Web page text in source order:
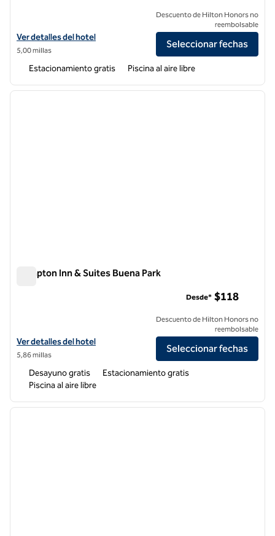
Ver detalles del hotel DoubleTree by Hilton Buena Park
Ver detalles del hotel
5,00 millas
Descuento de Hilton Honors no
reembolsable
Seleccionar fechas
Estacionamiento gratis Piscina al aire libre
1 de 12
Hampton Inn & Suites Buena Park
Ver detalles del hotel Hampton Inn & Suites Buena Park
Ver detalles del hotel
5,86 millas
Desde* $118
Descuento de Hilton Honors no
reembolsable
Seleccionar fechas
Desayuno gratis
Estacionamiento gratis
Piscina al aire libre
1 de 12